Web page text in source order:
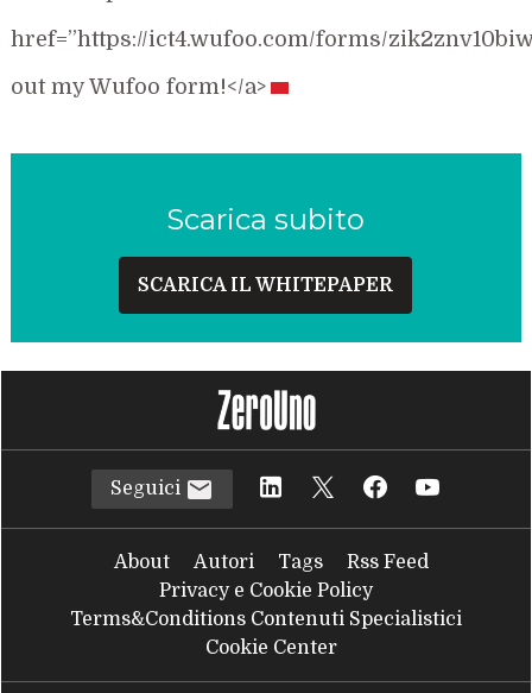
href=”https://ict4.wufoo.com/forms/
out my Wufoo form!</a>
Scarica subito
SCARICA IL WHITEPAPER
Seguici
About Autori Tags
Rss Feed
Privacy e Cookie Policy
Terms&Conditions Contenuti Specialistici
Cookie Center